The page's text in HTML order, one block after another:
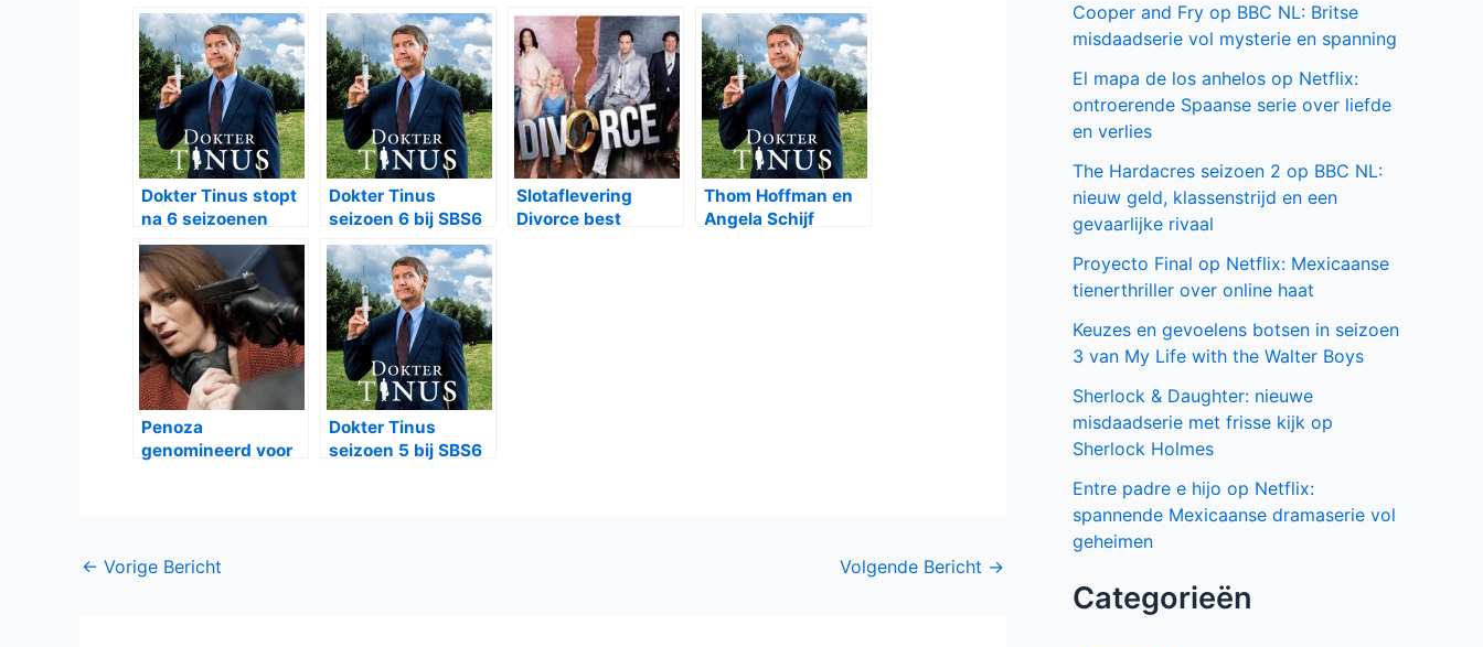
Dokter Tinus stopt
na 6 seizoenen
Dokter Tinus
seizoen 6 bij SBS6
Slotaflevering
Divorce best
Thom Hoffman en
Angela Schijf
Penoza
genomineerd voor
Dokter Tinus
seizoen 5 bij SBS6
Bericht
← Vorige Bericht Volgende Bericht →
Cooper and Fry op BBC NL: Britse
misdaadserie vol mysterie en spanning
El mapa de los anhelos op Netflix:
ontroerende Spaanse serie over liefde
en verlies
The Hardacres seizoen 2 op BBC NL:
nieuw geld, klassenstrijd en een
gevaarlijke rivaal
Proyecto Final op Netflix: Mexicaanse
tienerthriller over online haat
Keuzes en gevoelens botsen in seizoen
3 van My Life with the Walter Boys
Sherlock & Daughter: nieuwe
misdaadserie met frisse kijk op
Sherlock Holmes
Entre padre e hijo op Netflix:
spannende Mexicaanse dramaserie vol
geheimen
Categorieën